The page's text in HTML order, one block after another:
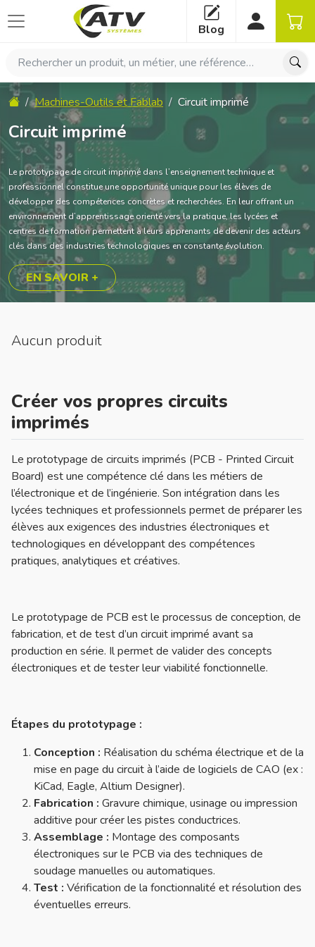
Rechercher un produit, un métier, une référence…
Blog
Accueil
Machines-Outils et Fablab Circuit imprimé
Circuit imprimé
Le prototypage de circuit imprimé dans l’enseignement technique et
professionnel constitue une opportunité unique pour les élèves de
développer des compétences concrètes et recherchées. En leur offrant un
environnement d’apprentissage orienté vers la pratique, les lycées et
centres de formation permettent à leurs apprenants de devenir des acteurs
clés dans des industries technologiques en constante évolution.
EN SAVOIR +
Aucun produit
Créer vos propres circuits
imprimés
Le prototypage de circuits imprimés (PCB - Printed Circuit
Board) est une compétence clé dans les métiers de
l’électronique et de l’ingénierie. Son intégration dans les
lycées techniques et professionnels permet de préparer les
élèves aux exigences des industries électroniques et
technologiques en développant des compétences
pratiques, analytiques et créatives.
Le prototypage de PCB est le processus de conception, de
fabrication, et de test d’un circuit imprimé avant sa
production en série. Il permet de valider des concepts
électroniques et de tester leur viabilité fonctionnelle.
Étapes du prototypage :
Conception : Réalisation du schéma électrique et de la
mise en page du circuit à l’aide de logiciels de CAO (ex :
KiCad, Eagle, Altium Designer).
Fabrication : Gravure chimique, usinage ou impression
additive pour créer les pistes conductrices.
Assemblage : Montage des composants
électroniques sur le PCB via des techniques de
soudage manuelles ou automatiques.
Test : Vérification de la fonctionnalité et résolution des
éventuelles erreurs.
Panneau de gestion des cookies